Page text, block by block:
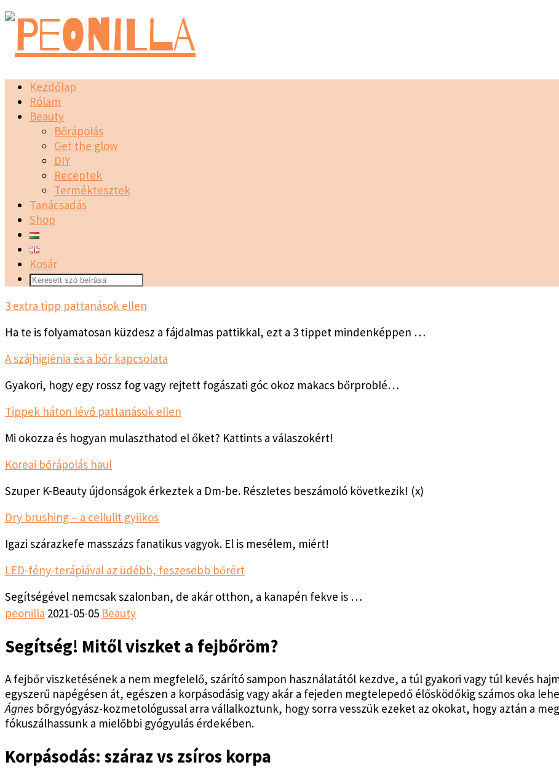
Kezdőlap
Rólam
Beauty
Bőrápolás
Get the glow
DIY
Receptek
Terméktesztek
Tanácsadás
Shop
Kosár
3 extra tipp pattanások ellen
Ha te is folyamatosan küzdesz a fájdalmas pattikkal, ezt a 3 tippet mindenképpen …
A szájhigiénia és a bőr kapcsolata
Gyakori, hogy egy rossz fog vagy rejtett fogászati góc okoz makacs bőrproblé…
Tippek háton lévő pattanások ellen
Mi okozza és hogyan mulaszthatod el őket? Kattints a válaszokért!
Koreai bőrápolás haul
Szuper K-Beauty újdonságok érkeztek a Dm-be. Részletes beszámoló következik! (x)
Dry brushing – a cellulit gyilkos
Igazi szárazkefe masszázs fanatikus vagyok. El is mesélem, miért!
LED-fény-terápiával az üdébb, feszesebb bőrért
Segítségével nemcsak szalonban, de akár otthon, a kanapén fekve is …
peonilla 2021-05-05 Beauty
Segítség! Mitől viszket a fejbőröm?
A fejbőr viszketésének a nem megfelelő, szárító sampon használatától kezdve, a túl gyakori vagy túl kevés
egyszerű napégésen át, egészen a korpásodásig vagy akár a fejeden megtelepedő élősködőkig számos oka
Ágnes bőrgyógyász-kozmetológussal arra vállalkoztunk, hogy sorra vesszük ezeket az okokat, hogy aztán a
fókuszálhassunk a mielőbbi gyógyulás érdekében.
Korpásodás: száraz vs zsíros korpa